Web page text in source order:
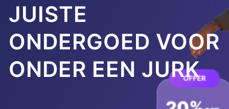
JUISTE
ONDERGOED VOOR
ONDER EEN JURK